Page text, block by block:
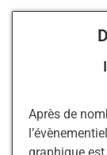
Après de